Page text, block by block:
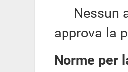
Nessun
approva la
Norme per